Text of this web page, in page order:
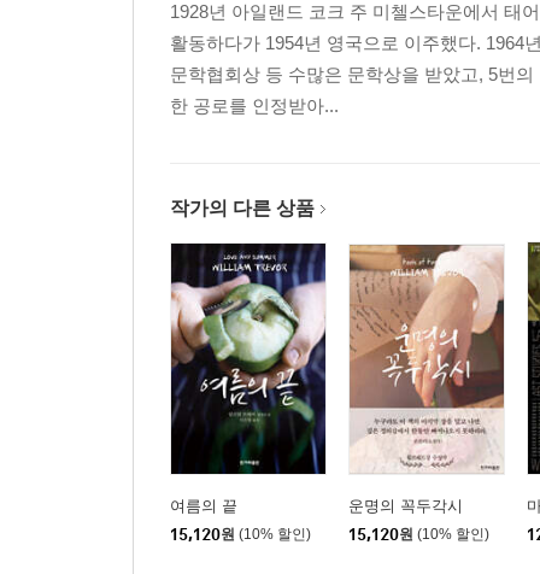
1928년 아일랜드 코크 주 미첼스타운에서 태
활동하다가 1954년 영국으로 이주했다. 1964
문학협회상 등 수많은 문학상을 받았고, 5번
한 공로를 인정받아...
작가의 다른 상품
여름의 끝
15,120원 (10% 할인)
운명의 꼭두각시
15,120원 (10% 할인)